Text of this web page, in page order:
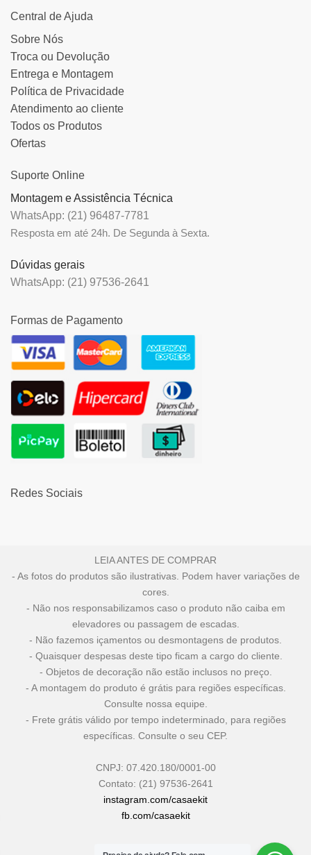
Central de Ajuda
Sobre Nós
Troca ou Devolução
Entrega e Montagem
Política de Privacidade
Atendimento ao cliente
Todos os Produtos
Ofertas
Suporte Online
Montagem e Assistência Técnica
WhatsApp: (21) 96487-7781
Resposta em até 24h. De Segunda à Sexta.
Dúvidas gerais
WhatsApp: (21) 97536-2641
Formas de Pagamento
Redes Sociais
LEIA ANTES DE COMPRAR
- As fotos do produtos são ilustrativas. Podem haver variações de
cores.
- Não nos responsabilizamos caso o produto não caiba em
elevadores ou passagem de escadas.
- Não fazemos içamentos ou desmontagens de produtos.
- Quaisquer despesas deste tipo ficam a cargo do cliente.
- Objetos de decoração não estão inclusos no preço.
- A montagem do produto é grátis para regiões específicas.
Consulte nossa equipe.
- Frete grátis válido por tempo indeterminado, para regiões
específicas. Consulte o seu CEP.
CNPJ: 07.420.180/0001-00
Contato: (21) 97536-2641
instagram.com/casaekit
fb.com/casaekit